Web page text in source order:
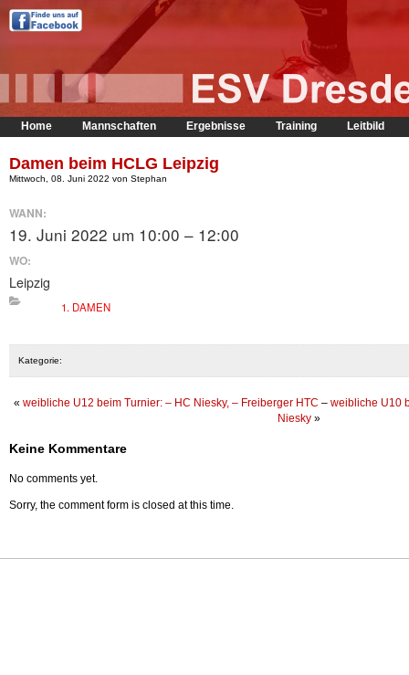
Home Mannschaften Ergebnisse Training Leitbild
Damen beim HCLG Leipzig
Mittwoch, 08. Juni 2022 von Stephan
WANN:
19. Juni 2022 um 10:00 – 12:00
WO:
Leipzig
1. DAMEN
Kategorie:
« weibliche U12 beim Turnier: – HC Niesky, – Freiberger HTC – weibliche U10
Niesky »
Keine Kommentare
No comments yet.
Sorry, the comment form is closed at this time.